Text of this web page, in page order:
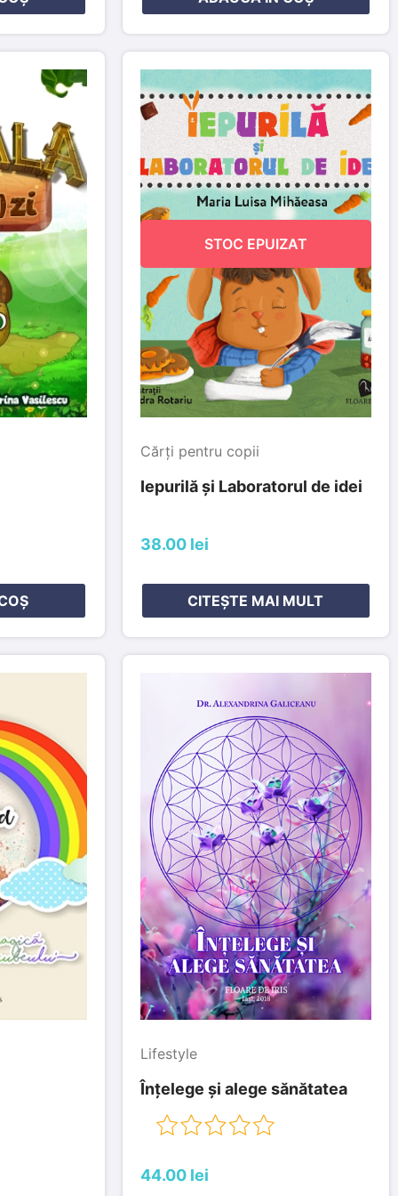
STOC EPUIZAT
Cărți pentru copii
Iepurilă și Laboratorul de idei
38.00 lei
CITEȘTE MAI MULT
Lifestyle
Înțelege și alege sănătatea
0 out of 5
44.00 lei